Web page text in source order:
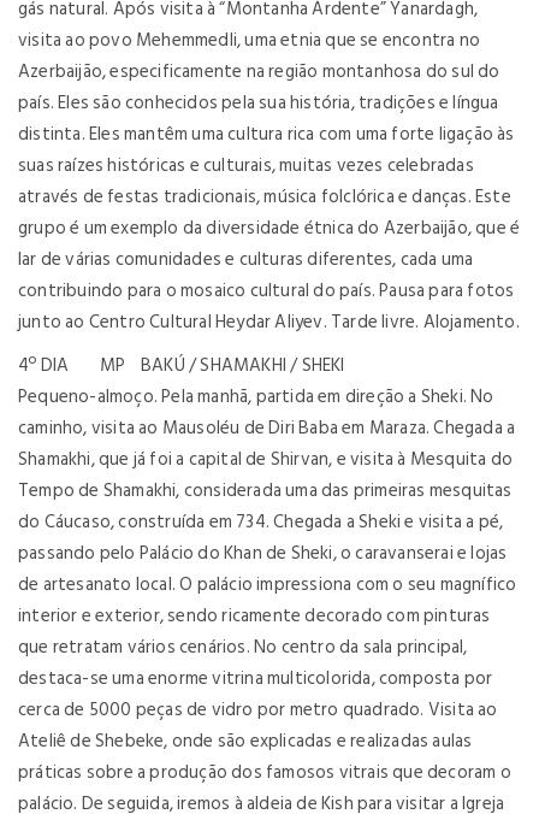
gás natural. Após visita à “Montanha Ardente” Yanardagh,
visita ao povo Mehemmedli, uma etnia que se encontra no
Azerbaijão, especificamente na região montanhosa do sul do
país. Eles são conhecidos pela sua história, tradições e língua
distinta. Eles mantêm uma cultura rica com uma forte ligação às
suas raízes históricas e culturais, muitas vezes celebradas
através de festas tradicionais, música folclórica e danças. Este
grupo é um exemplo da diversidade étnica do Azerbaijão, que é
lar de várias comunidades e culturas diferentes, cada uma
contribuindo para o mosaico cultural do país. Pausa para fotos
junto ao Centro Cultural Heydar Aliyev. Tarde livre. Alojamento.
4º DIA MP BAKÚ / SHAMAKHI / SHEKI
Pequeno-almoço. Pela manhã, partida em direção a Sheki. No
caminho, visita ao Mausoléu de Diri Baba em Maraza. Chegada a
Shamakhi, que já foi a capital de Shirvan, e visita à Mesquita do
Tempo de Shamakhi, considerada uma das primeiras mesquitas
do Cáucaso, construída em 734. Chegada a Sheki e visita a pé,
passando pelo Palácio do Khan de Sheki, o caravanserai e lojas
de artesanato local. O palácio impressiona com o seu magnífico
interior e exterior, sendo ricamente decorado com pinturas
que retratam vários cenários. No centro da sala principal,
destaca-se uma enorme vitrina multicolorida, composta por
cerca de 5000 peças de vidro por metro quadrado. Visita ao
Ateliê de Shebeke, onde são explicadas e realizadas aulas
práticas sobre a produção dos famosos vitrais que decoram o
palácio. De seguida, iremos à aldeia de Kish para visitar a Igreja